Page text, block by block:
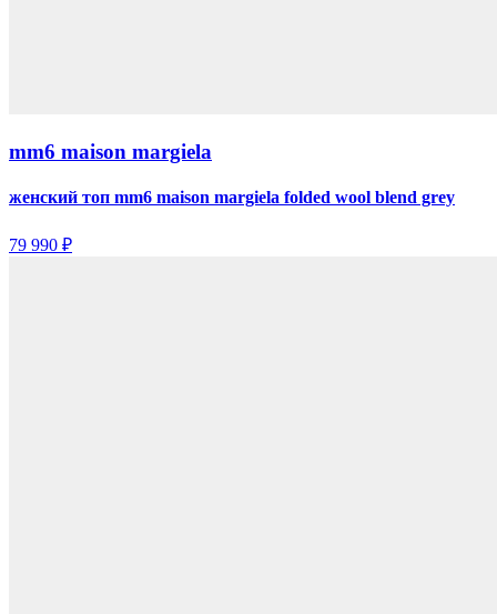
mm6 maison margiela
женский топ mm6 maison margiela folded wool blend grey
79 990 ₽